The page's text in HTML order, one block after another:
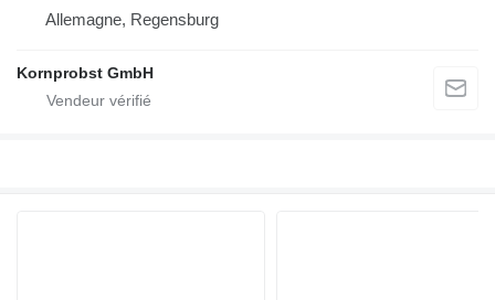
Allemagne, Regensburg
Kornprobst GmbH